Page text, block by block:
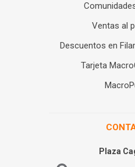
Ventas al
Descuentos en
Tarjeta
Plaza